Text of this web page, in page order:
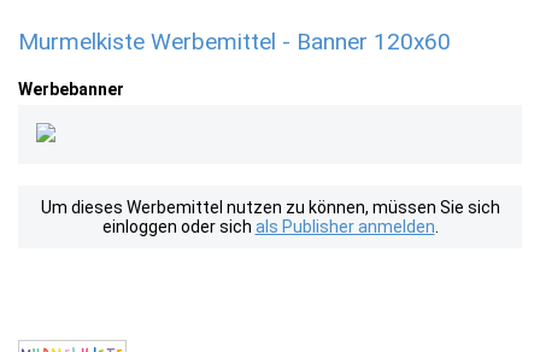
Murmelkiste Werbemittel - Banner 120x60
Werbebanner
Um dieses Werbemittel nutzen zu können, müssen Sie sich
einloggen oder sich als Publisher anmelden